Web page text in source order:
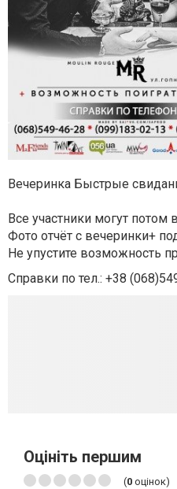
Вечеринка Быстрые
Все участники могут
Фото отчёт с вечеринки+
Не упустите возможность
Справки по тел.: +38
Оцініть першим
(0 оцінок)